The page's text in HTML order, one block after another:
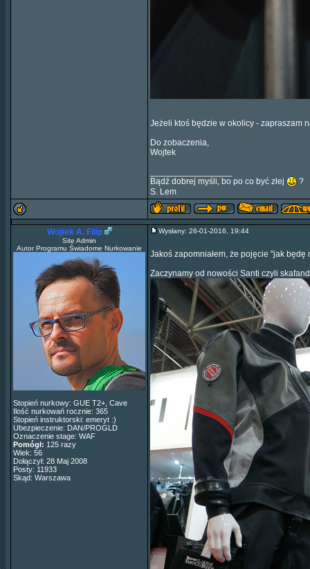
Jeżeli ktoś będzie w okolicy - zapraszam
Do zobaczenia,
Wojtek
Bądź dobrej myśli, bo po co być złej
?
S. Lem
Wojtek A. Filip
Site Admin
Autor Programu Świadome Nurkowanie
Stopień nurkowy: GUE T2+, Cave
Ilość nurkowań rocznie: 365
Stopień instruktorski: emeryt :)
Ubezpieczenie: DAN/PROGLD
Oznaczenie stage: WAF
Pomógł: 125 razy
Wiek: 56
Dołączył: 28 Maj 2008
Posty: 11933
Skąd: Warszawa
Wysłany: 26-01-2016, 19:44
Jakoś zapomniałem, że pojęcie "jak
Zaczynamy od nowości Santi czyli